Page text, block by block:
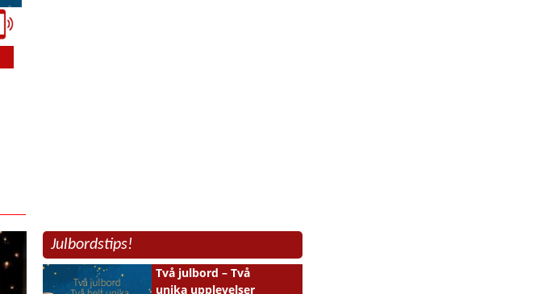
Julbordstips!
Två julbord – Två
unika upplevelser